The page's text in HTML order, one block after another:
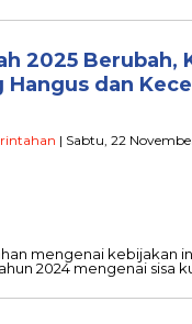
2025 Berubah,
dan
| Sabtu, 22
mengenai kebijakan
2024 mengenai sisa